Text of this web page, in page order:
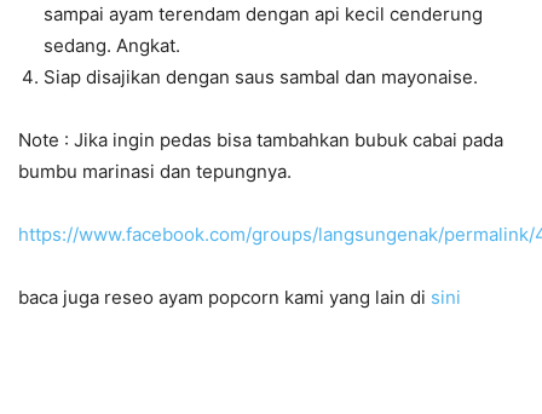
sampai ayam terendam dengan api kecil cenderung
sedang. Angkat.
Siap disajikan dengan saus sambal dan mayonaise.
Note : Jika ingin pedas bisa tambahkan bubuk cabai pada
bumbu marinasi dan tepungnya.
https://www.facebook.com/groups/langsungenak/
baca juga reseo ayam popcorn kami yang lain di sini